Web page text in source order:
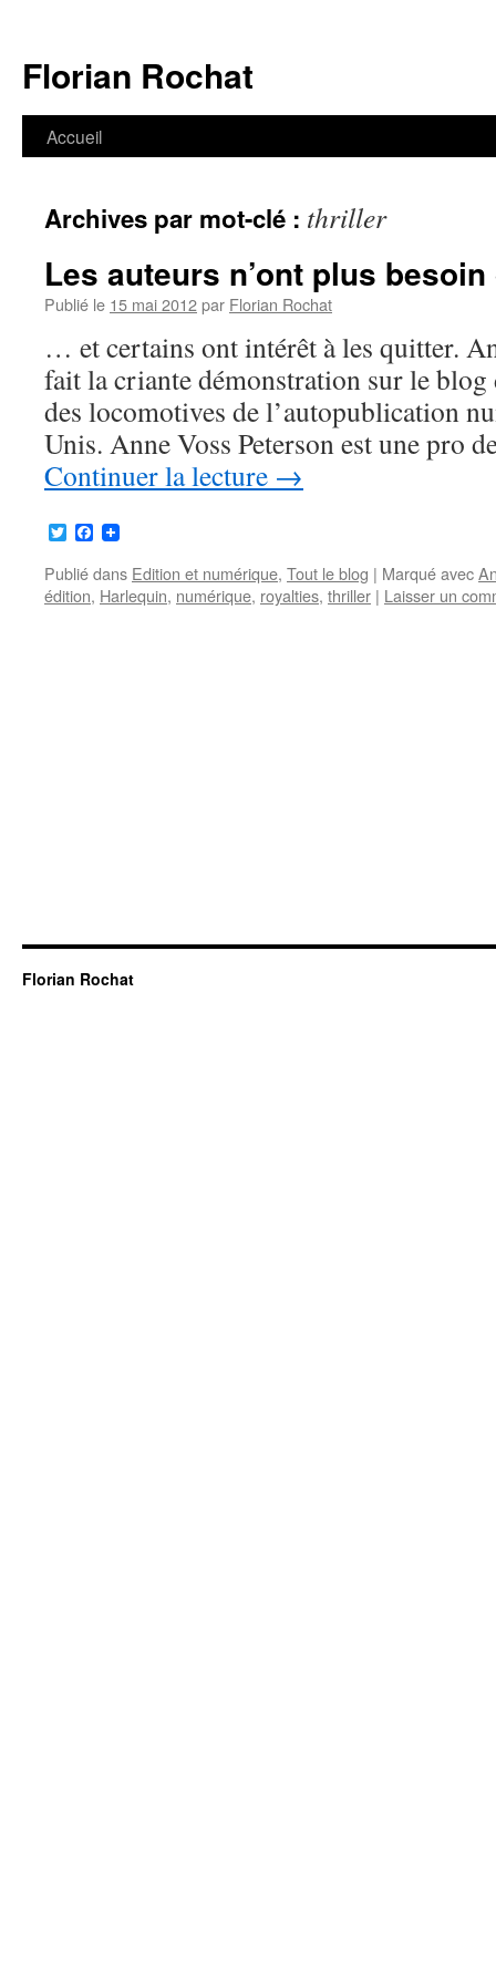
contenu
Florian Rochat
Accueil
Archives par mot-clé : thriller
Les auteurs n’ont plus
Publié le 15 mai 2012par Florian Rochat
… et certains ont intérêt à les quitter.
fait la criante démonstration sur le blog
des locomotives de l’autopublication
Unis. Anne Voss Peterson est une pro
Continuer la lecture →
TwitterFacebook
Publié dans Edition et numérique, Tout le blog | Marqué avec
édition, Harlequin, numérique, royalties, thriller | Laisser un
Florian Rochat